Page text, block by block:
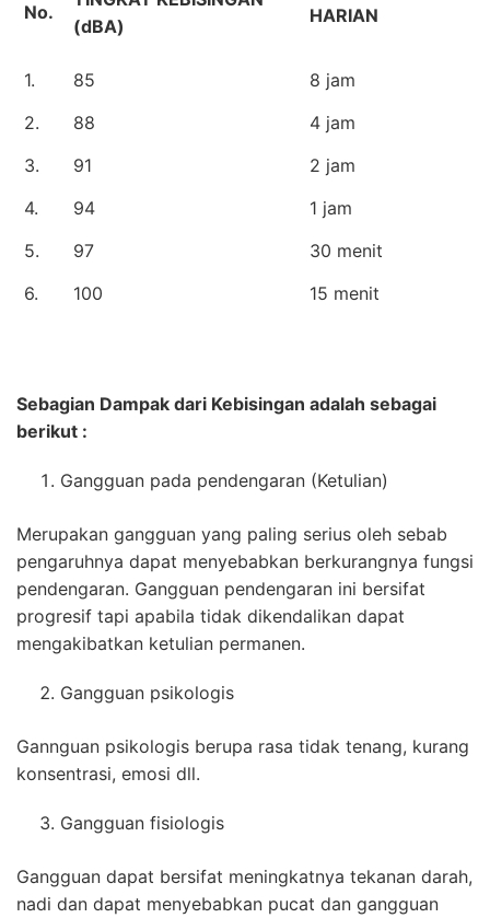
No.
(dBA)
HARIAN
1. 85
8 jam
2.
88
4 jam
3.
91
2 jam
4.
94
1 jam
5.
97
30 menit
6.
100 15 menit
Sebagian Dampak dari Kebisingan adalah sebagai
berikut :
Gangguan pada pendengaran (Ketulian)
Merupakan gangguan yang paling serius oleh sebab
pengaruhnya dapat menyebabkan berkurangnya fungsi
pendengaran. Gangguan pendengaran ini bersifat
progresif tapi apabila tidak dikendalikan dapat
mengakibatkan ketulian permanen.
Gangguan psikologis
Gannguan psikologis berupa rasa tidak tenang, kurang
konsentrasi, emosi dll.
Gangguan fisiologis
Gangguan dapat bersifat meningkatnya tekanan darah,
nadi dan dapat menyebabkan pucat dan gangguan